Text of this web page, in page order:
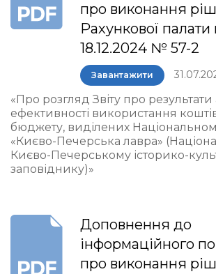
про виконання
Рахункової палати
18.12.2024 № 57-2
Завантажити
«Про розгляд Звіту про
ефективності використання
бюджету, виділених
«Києво-Печерська лавра»
Києво-Печерському історико-
заповіднику)»
Доповнення до
інформаційного
про виконання